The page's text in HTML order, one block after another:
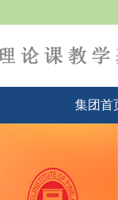
集团首